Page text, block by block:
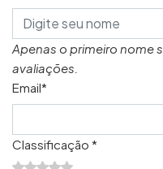
Apenas o primeiro nome
avaliações.
Email*
Classificação *